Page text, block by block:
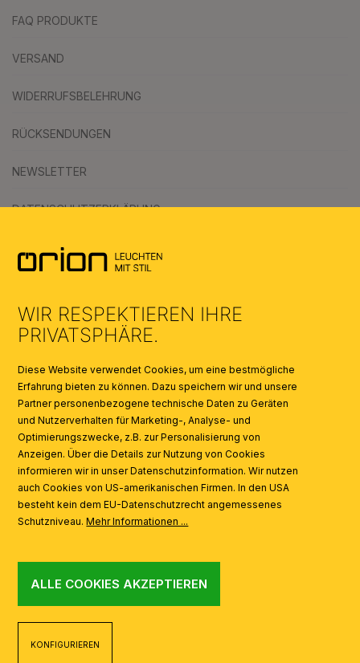
FAQ PRODUKTE
VERSAND
WIDERRUFSBELEHRUNG
RÜCKSENDUNGEN
NEWSLETTER
DATENSCHUTZERKLÄRUNG
KATALOGE
AI
WIR RESPEKTIEREN IHRE
PRIVATSPHÄRE.
Diese Website verwendet Cookies, um eine bestmögliche
Erfahrung bieten zu können. Dazu speichern wir und unsere
Partner personenbezogene technische Daten zu Geräten
und Nutzerverhalten für Marketing-, Analyse- und
Optimierungszwecke, z.B. zur Personalisierung von
Anzeigen. Über die Details zur Nutzung von Cookies
informieren wir in unser Datenschutzinformation. Wir nutzen
auch Cookies von US-amerikanischen Firmen. In den USA
besteht kein dem EU-Datenschutzrecht angemessenes
Schutzniveau.Mehr Informationen ...
ALLE COOKIES AKZEPTIEREN
KONFIGURIEREN